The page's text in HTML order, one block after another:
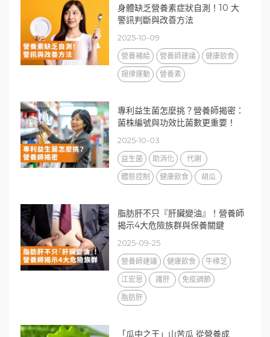
身體缺乏營養素症狀自測！10 大
警訊判斷與改善方法
2025-10-09
營養補給 營養師建議
健康飲食
規律運動
營養素
專利益生菌怎麼挑？營養師揭密：
菌株編號與功效比菌數更重要！
2025-10-03
益生菌 助消化
代謝
體態控制
健康飲食 胡瓜
脂肪肝不只『肝臟變油』！營養師
揭示4大危險族群與保養關鍵
2025-09-25
營養師建議 健康飲食
牛樟芝
江宏恩
護肝
免疫調節
脂肪肝
「瓜中之王」山苦瓜 從營養成